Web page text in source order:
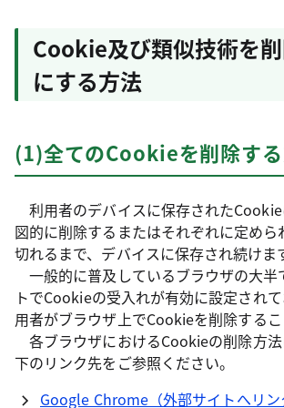
Cookie及び類似技術を
にする方法
(1)全てのCookieを削除す
利用者のデバイスに保存された
図的に削除するまたはそれぞれに定め
切れるまで、デバイスに保存され続けま
一般的に普及しているブラウザの大半
トでCookieの受入れが有効に設定され
用者がブラウザ上でCookieを削除するこ
各ブラウザにおけるCookieの削除方
下のリンク先をご参照ください。
Google Chrome（外部サイトへリン